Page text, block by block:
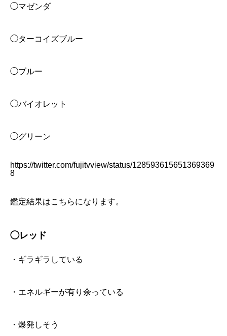
◯マゼンダ
◯ターコイズブルー
◯ブルー
◯バイオレット
◯グリーン
https://twitter.com/fujitvview/status/128593615651369369
8
鑑定結果はこちらになります。
◯レッド
・ギラギラしている
・エネルギーが有り余っている
・爆発しそう